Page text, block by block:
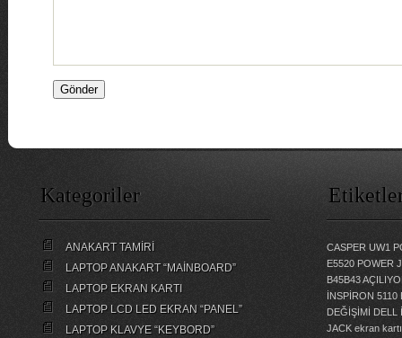
Kategoriler
ANAKART TAMİRİ
LAPTOP ANAKART “MAİNBOARD”
LAPTOP EKRAN KARTI
LAPTOP LCD LED EKRAN “PANEL”
LAPTOP KLAVYE “KEYBORD”
CASPER UW1
E5520 POWER
B45B43
İNSPİRON
DEĞİŞİMİ
DELL
JACK ekran